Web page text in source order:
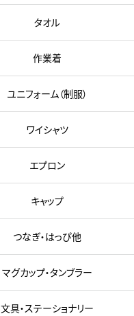
タオル
作業着
ユニフォーム（制服）
ワイシャツ
エプロン
キャップ
つなぎ・はっぴ他
マグカップ・タンブラー
文具・ステーショナリー